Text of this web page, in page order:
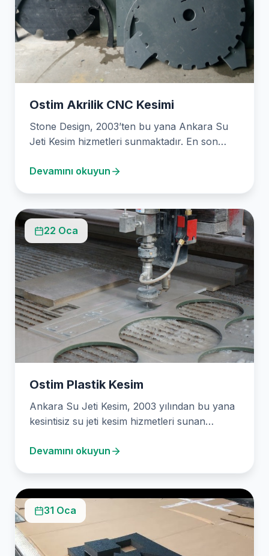
Ostim Akrilik CNC Kesimi
Stone Design, 2003’ten bu yana Ankara Su
Jeti Kesim hizmetleri sunmaktadır. En son
Devamını okuyun
22 Oca
Ostim Plastik Kesim
Ankara Su Jeti Kesim, 2003 yılından bu yana
kesintisiz su jeti kesim hizmetleri sunan
Devamını okuyun
31 Oca